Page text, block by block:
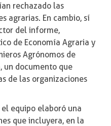
rechazado las
agrarias. En cambio, sí
del informe,
de Economía Agraria y
Agrónomos de
un documento que
de las organizaciones
equipo elaboró una
que incluyera, en la